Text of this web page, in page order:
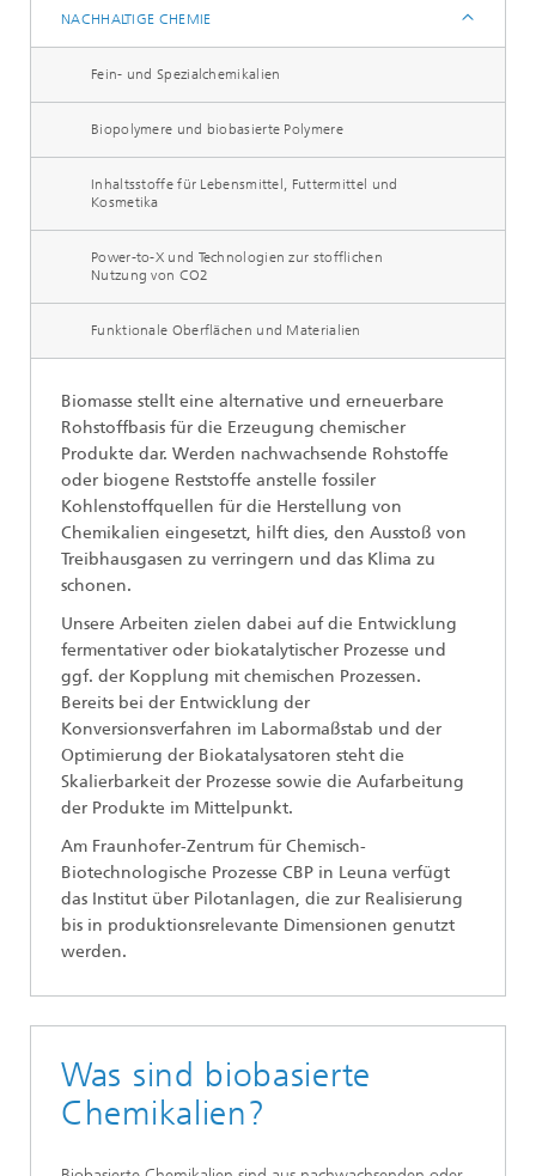
NACHHALTIGE CHEMIE
Fein- und Spezialchemikalien
Biopolymere und biobasierte Polymere
Inhaltsstoffe für Lebensmittel, Futtermittel und
Kosmetika
Power-to-X und Technologien zur stofflichen
Nutzung von CO2
Funktionale Oberflächen und Materialien
Biomasse stellt eine alternative und erneuerbare
Rohstoffbasis für die Erzeugung chemischer
Produkte dar. Werden nachwachsende Rohstoffe
oder biogene Reststoffe anstelle fossiler
Kohlenstoffquellen für die Herstellung von
Chemikalien eingesetzt, hilft dies, den Ausstoß von
Treibhausgasen zu verringern und das Klima zu
schonen.
Unsere Arbeiten zielen dabei auf die Entwicklung
fermentativer oder biokatalytischer Prozesse und
ggf. der Kopplung mit chemischen Prozessen.
Bereits bei der Entwicklung der
Konversionsverfahren im Labormaßstab und der
Optimierung der Biokatalysatoren steht die
Skalierbarkeit der Prozesse sowie die Aufarbeitung
der Produkte im Mittelpunkt.
Am Fraunhofer-Zentrum für Chemisch-
Biotechnologische Prozesse CBP in Leuna verfügt
das Institut über Pilotanlagen, die zur Realisierung
bis in produktionsrelevante Dimensionen genutzt
werden.
Was sind biobasierte
Chemikalien?